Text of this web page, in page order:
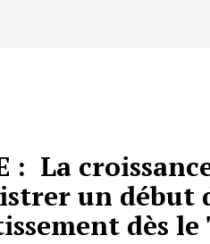
: La
un début
dès le